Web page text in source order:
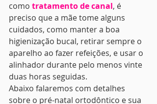
como tratamento de canal, é
preciso que a mãe tome alguns
cuidados, como manter a boa
higienização bucal, retirar sempre o
aparelho ao fazer refeições, e usar o
alinhador durante pelo menos vinte
duas horas seguidas.
Abaixo falaremos com detalhes
sobre o pré-natal ortodôntico e sua